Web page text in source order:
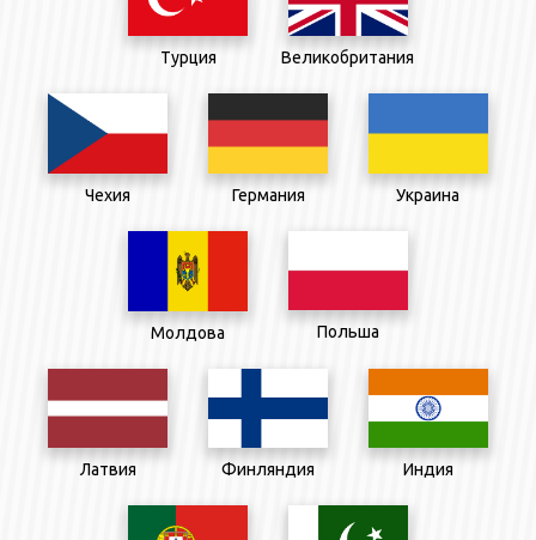
Турция Великобритания
Чехия Германия Украина
Молдова Польша
Латвия Финляндия Индия